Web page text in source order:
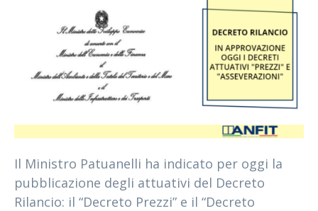
Il Ministro Patuanelli ha indicato per oggi la
pubblicazione degli attuativi del Decreto
Rilancio: il “Decreto Prezzi” e il “Decreto